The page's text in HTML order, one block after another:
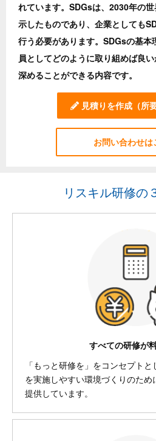
れています。SDGsは、2030年の
示したものであり、企業としても
行う必要があります。SDGsの基本
員としてどのように取り組めば良
深めることができる内容です。
見積りを作成 （所
お問い合わせは
リスキル研修の
すべての研修が
「もっと研修を」をコンセプト
を実施しやすい環境づくりのた
提供しています。